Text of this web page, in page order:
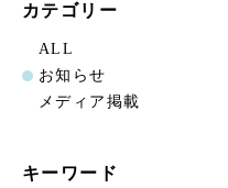
カテゴリー
ALL
お知らせ
メディア掲載
キーワード